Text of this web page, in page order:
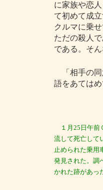
に家族や恋
て初めて成
クルマに乗
ただの殺人
である。そ
「相手の同
語をあては
１月25日午前
流して死亡して
止められた乗用
発見された。調
かれた跡があっ